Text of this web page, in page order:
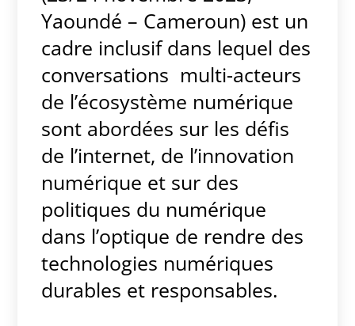
Yaoundé – Cameroun) est un
cadre inclusif dans lequel des
conversations multi-acteurs
de l’écosystème numérique
sont abordées sur les défis
de l’internet, de l’innovation
numérique et sur des
politiques du numérique
dans l’optique de rendre des
technologies numériques
durables et responsables.